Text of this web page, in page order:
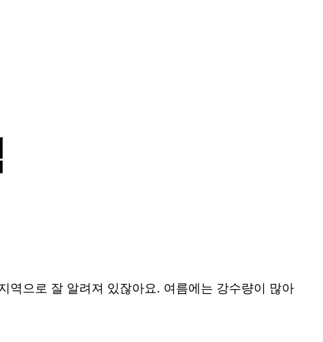
역으로 잘 알려져 있잖아요. 여름에는 강수량이 많아